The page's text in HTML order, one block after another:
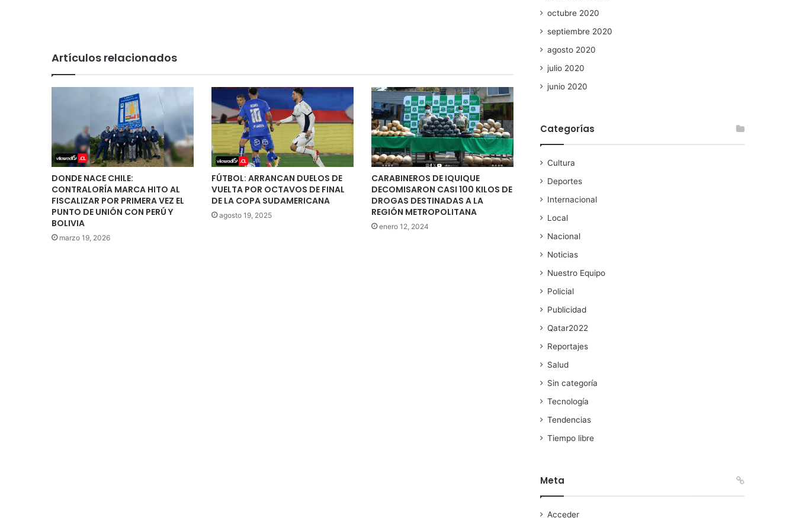
Artículos relacionados
DONDE NACE CHILE:
CONTRALORÍA MARCA HITO AL
FISCALIZAR POR PRIMERA VEZ EL
PUNTO DE UNIÓN CON PERÚ Y
BOLIVIA
marzo 19, 2026
FÚTBOL: ARRANCAN DUELOS DE
VUELTA POR OCTAVOS DE FINAL
DE LA COPA SUDAMERICANA
agosto 19, 2025
CARABINEROS DE IQUIQUE
DECOMISARON CASI 100 KILOS DE
DROGAS DESTINADAS A LA
REGIÓN METROPOLITANA
enero 12, 2024
octubre 2020
septiembre 2020
agosto 2020
julio 2020
junio 2020
Categorías
Cultura
Deportes
Internacional
Local
Nacional
Noticias
Nuestro Equipo
Policial
Publicidad
Qatar2022
Reportajes
Salud
Sin categoría
Tecnología
Tendencias
Tiempo libre
Meta
Acceder